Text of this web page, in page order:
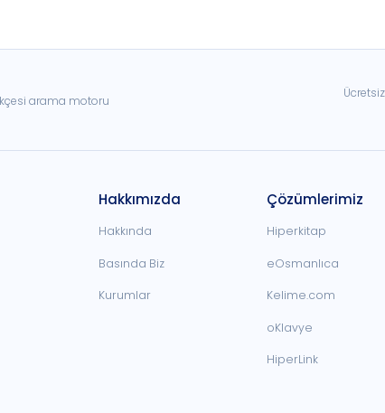
arama motoru
Hakkımızda
Hakkında
Basında Biz
Kurumlar
Çözümlerimiz
Hiperkitap
eOsmanlıca
Kelime.com
oKlavye
HiperLink